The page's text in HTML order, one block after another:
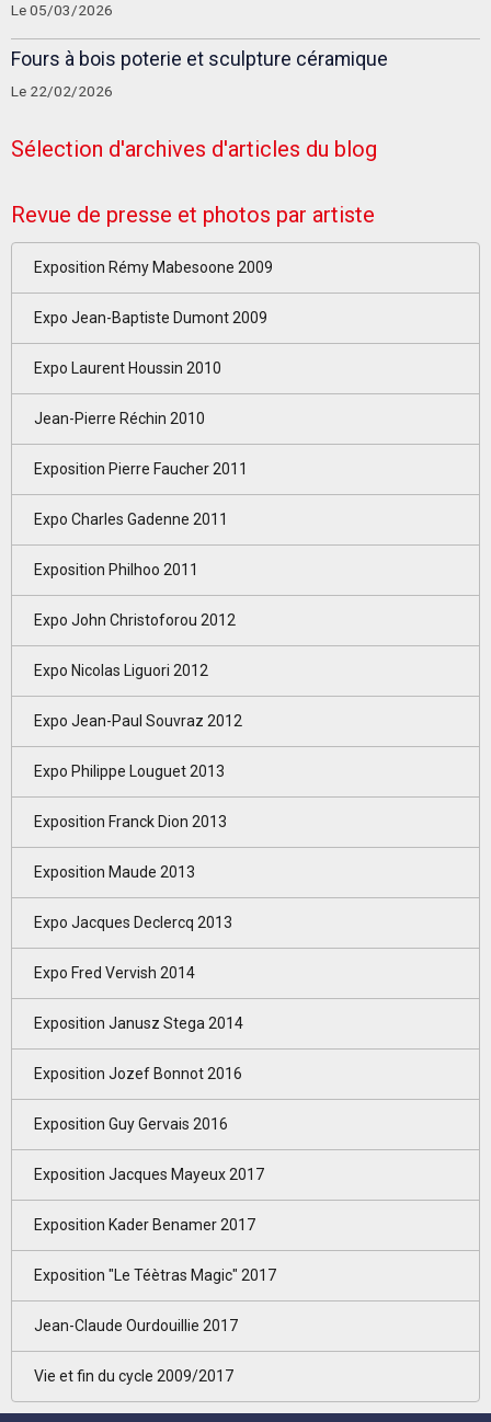
Le 05/03/2026
Fours à bois poterie et sculpture céramique
Le 22/02/2026
Sélection d'archives d'articles du blog
Revue de presse et photos par artiste
Exposition Rémy Mabesoone 2009
Expo Jean-Baptiste Dumont 2009
Expo Laurent Houssin 2010
Jean-Pierre Réchin 2010
Exposition Pierre Faucher 2011
Expo Charles Gadenne 2011
Exposition Philhoo 2011
Expo John Christoforou 2012
Expo Nicolas Liguori 2012
Expo Jean-Paul Souvraz 2012
Expo Philippe Louguet 2013
Exposition Franck Dion 2013
Exposition Maude 2013
Expo Jacques Declercq 2013
Expo Fred Vervish 2014
Exposition Janusz Stega 2014
Exposition Jozef Bonnot 2016
Exposition Guy Gervais 2016
Exposition Jacques Mayeux 2017
Exposition Kader Benamer 2017
Exposition "Le Téètras Magic" 2017
Jean-Claude Ourdouillie 2017
Vie et fin du cycle 2009/2017